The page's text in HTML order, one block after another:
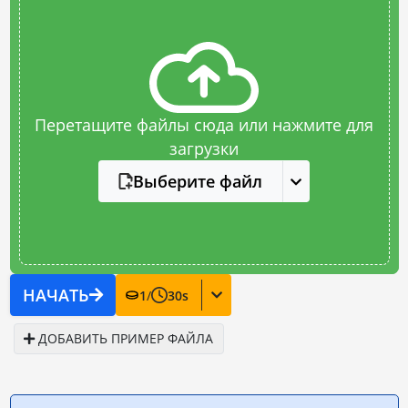
Перетащите файлы сюда или нажмите для
загрузки
Выберите файл
НАЧАТЬ 1/ 30s
ДОБАВИТЬ ПРИМЕР ФАЙЛА